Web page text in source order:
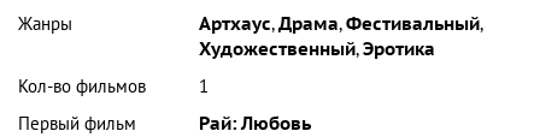
Жанры
Артхаус,Драма,Фестивальный,
Художественный,Эротика
Кол-во фильмов
1
Первый фильм
Рай: Любовь